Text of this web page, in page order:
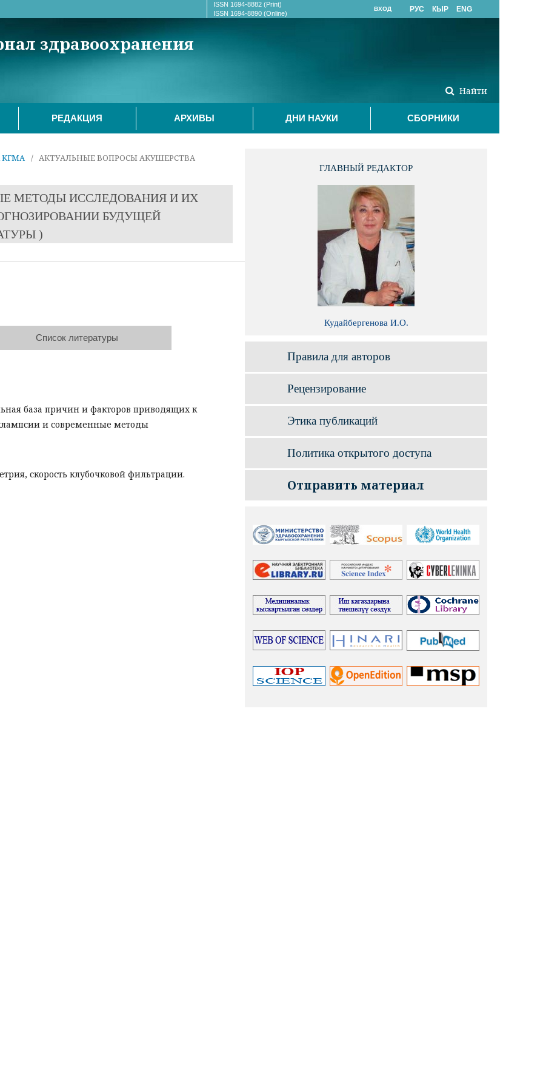
здравоохранения
Найти
РЕДАКЦИЯ АРХИВЫ ДНИ НАУКИ СБОРНИКИ
ISSN 1694-8882 (Print)
ISSN 1694-8890 (Online)
ВХОД РУС КЫР ENG
КГМА / АКТУАЛЬНЫЕ ВОПРОСЫ АКУШЕРСТВА
МЕТОДЫ ИССЛЕДОВАНИЯ И ИХ
БУДУЩЕЙ
)
Список литературы
база причин и факторов приводящих к
и современные методы
скорость клубочковой фильтрации.
ГЛАВНЫЙ РЕДАКТОР
Кудайбергенова И.О.
Правила для авторов
Рецензирование
Этика публикаций
Политика открытого доступа
Отправить материал